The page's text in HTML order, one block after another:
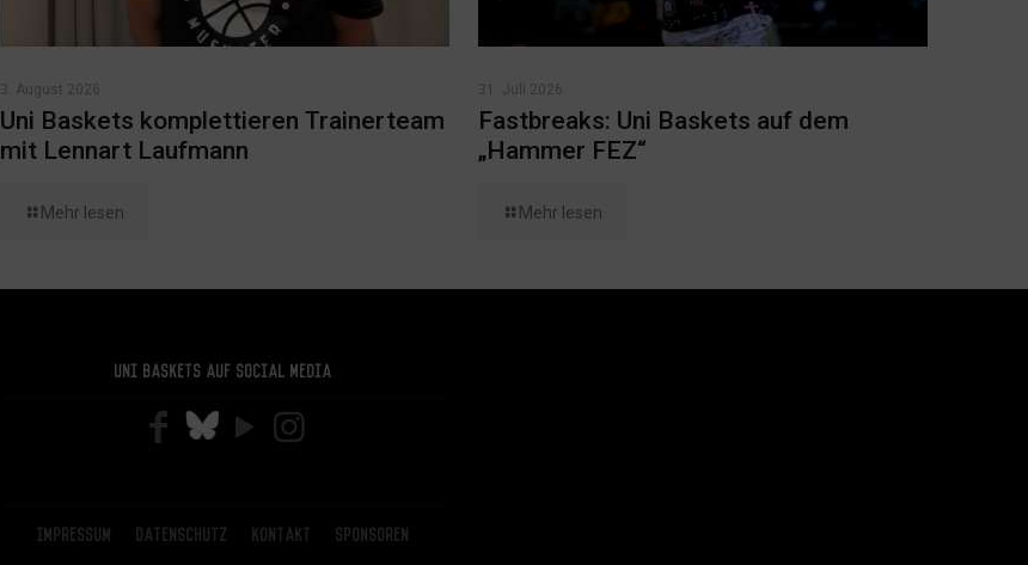
3. August 2026
Uni Baskets komplettieren Trainerteam
mit Lennart Laufmann
Mehr lesen
31. Juli 2026
Fastbreaks: Uni Baskets auf dem
„Hammer FEZ“
Mehr lesen
Uni Baskets auf Social Media
Impressum Datenschutz Kontakt Sponsoren